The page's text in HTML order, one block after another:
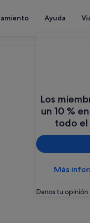
Ayuda
Los
un 10 %
todo el
Más
Danos tu opinión